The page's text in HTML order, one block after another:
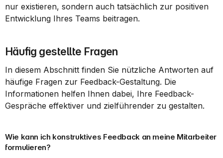
nur existieren, sondern auch tatsächlich zur positiven
Entwicklung Ihres Teams beitragen.
Häufig gestellte Fragen
In diesem Abschnitt finden Sie nützliche Antworten auf
häufige Fragen zur Feedback-Gestaltung. Die
Informationen helfen Ihnen dabei, Ihre Feedback-
Gespräche effektiver und zielführender zu gestalten.
Wie kann ich konstruktives Feedback an meine Mitarbeiter
formulieren?